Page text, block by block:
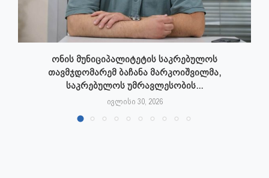
ონის მუნიციპალიტეტის საკრებულოს
თავმჯდომარემ ბაჩანა მარკოიშვილმა,
საკრებულოს უმრავლესობის...
ივლისი 30, 2026